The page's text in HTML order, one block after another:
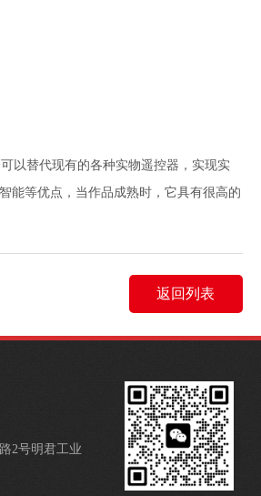
以替代现有的各种实物遥控器，实现实
能等优点，当作品成熟时，它具有很高的
返回列表
2号明君工业